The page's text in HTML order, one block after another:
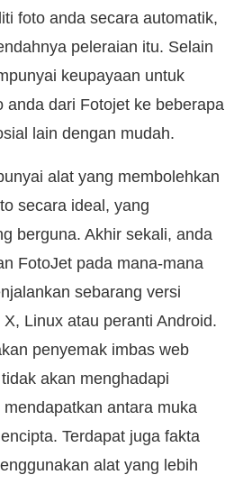
foto anda secara automatik,
peleraian itu. Selain
keupayaan untuk
anda dari Fotojet ke beberapa
lain dengan mudah.
alat yang membolehkan
secara ideal, yang
berguna. Akhir sekali, anda
FotoJet pada mana-mana
sebarang versi
Linux atau peranti Android.
penyemak imbas web
akan menghadapi
antara muka
Terdapat juga fakta
alat yang lebih